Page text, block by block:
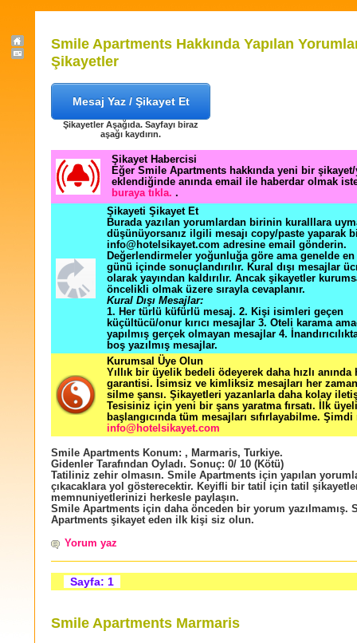
Smile Apartments Hakkında Yapılan
Şikayetler
Mesaj Yaz / Şikayet Et
Şikayetler Aşağıda. Sayfayı biraz
aşağı kaydırın.
Şikayet Habercisi
Eğer Smile Apartments hakkında yeni bir
eklendiğinde anında email ile haberdar olmak
buraya tıkla. .
Şikayeti Şikayet Et
Burada yazılan yorumlardan birinin kuralllara
düşünüyorsanız ilgili mesajı copy/paste yaparak
info@hotelsikayet.com adresine email gönderin.
Değerlendirmeler yoğunluğa göre ama genelde
günü içinde sonuçlandırılır. Kural dışı mesajlar
olarak yayından kaldırılır. Ancak şikayetler
öncelikli olmak üzere sırayla cevaplanır.
Kural Dışı Mesajlar:
1. Her türlü küfürlü mesaj. 2. Kişi isimleri geçen
küçültücü/onur kırıcı mesajlar 3. Oteli karama
yapılmış gerçek olmayan mesajlar 4.
boş yazılmış mesajlar.
Kurumsal Üye Olun
Yıllık bir üyelik bedeli ödeyerek daha hızlı
garantisi. İsimsiz ve kimliksiz mesajları her zaman
silme şansı. Şikayetleri yazanlarla daha kolay
Tesisiniz için yeni bir şans yaratma fırsatı. İlk
başlangıcında tüm mesajları sıfırlayabilme. Şimdi
info@hotelsikayet.com
Smile Apartments Konum: , Marmaris, Turkiye.
Gidenler Tarafından Oyladı. Sonuç: 0/ 10 (Kötü)
Tatiliniz zehir olmasın. Smile Apartments için yapılan
çıkacaklara yol gösterecektir. Keyifli bir tatil için tatil
memnuniyetlerinizi herkesle paylaşın.
Smile Apartments için daha önceden bir yorum yazılmamış.
Apartments şikayet eden ilk kişi siz olun.
Yorum yaz
Sayfa: 1
Smile Apartments Marmaris